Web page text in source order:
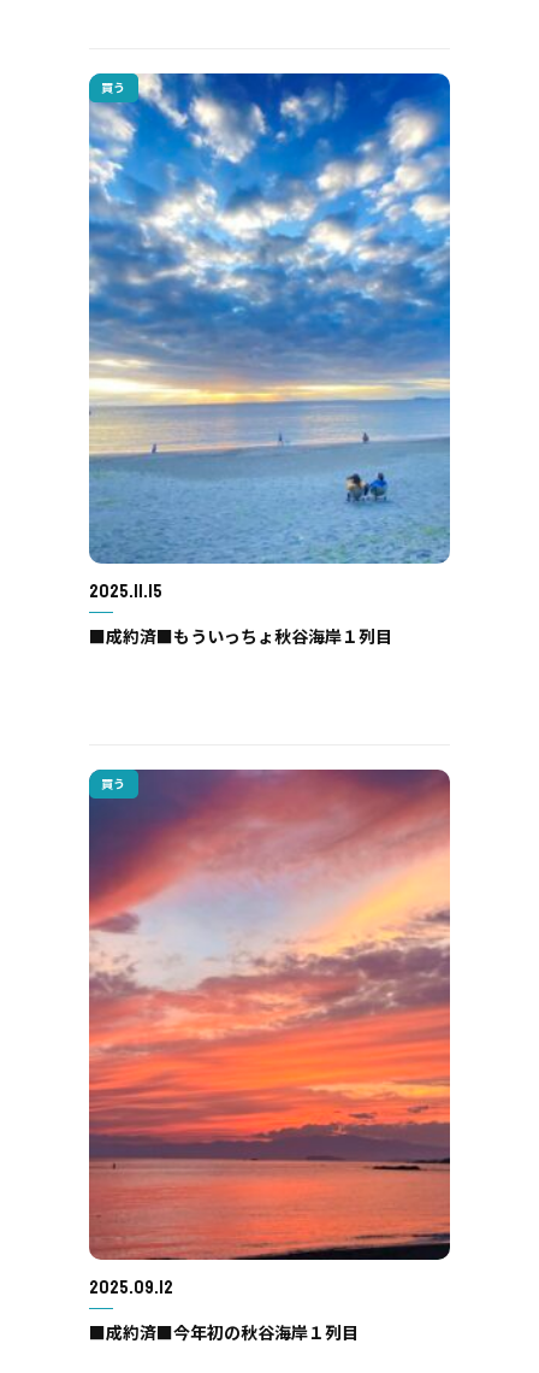
買う
2025.11.15
■成約済■もういっちょ秋谷海岸１列目
買う
2025.09.12
■成約済■今年初の秋谷海岸１列目